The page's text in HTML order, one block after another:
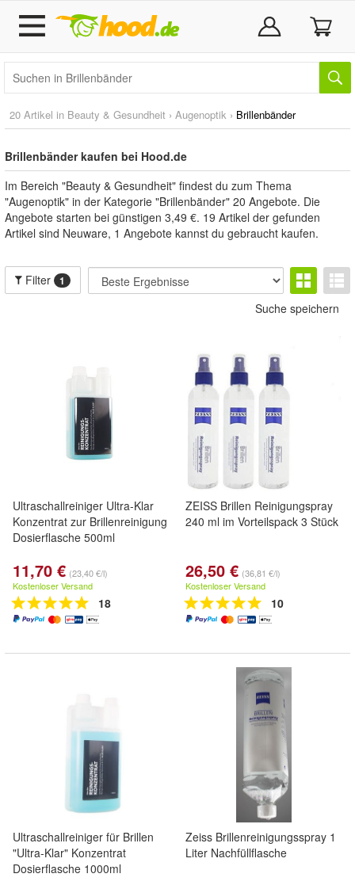
20 Artikel in Beauty & Gesundheit › Augenoptik › Brillenbänder
Brillenbänder kaufen bei Hood.de
Im Bereich "Beauty & Gesundheit" findest du zum Thema
"Augenoptik" in der Kategorie "Brillenbänder" 20 Angebote. Die
Angebote starten bei günstigen 3,49 €. 19 Artikel der gefunden
Artikel sind Neuware, 1 Angebote kannst du gebraucht kaufen.
Filter 1
Suche speichern
Ultraschallreiniger Ultra-Klar
Konzentrat zur Brillenreinigung
Dosierflasche 500ml
11,70 € (23,40 €/l)
Kostenloser Versand
18
ZEISS Brillen Reinigungspray
240 ml im Vorteilspack 3 Stück
26,50 € (36,81 €/l)
Kostenloser Versand
10
Ultraschallreiniger für Brillen
"Ultra-Klar" Konzentrat
Dosierflasche 1000ml
Zeiss Brillenreinigungsspray 1
Liter Nachfüllflasche